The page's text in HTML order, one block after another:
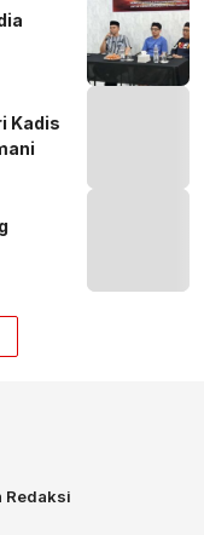
Kadis
Redaksi